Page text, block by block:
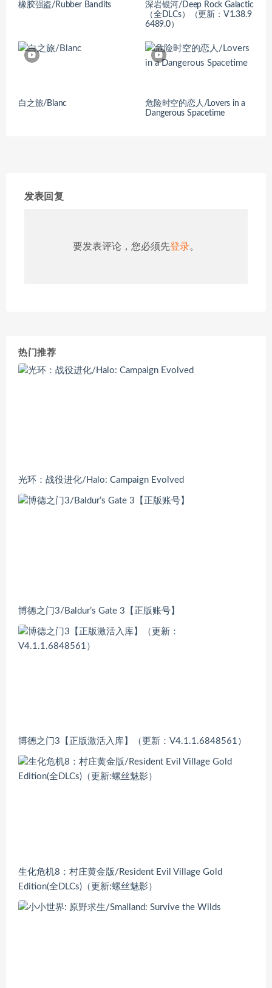
橡胶强盗/Rubber Bandits
深岩银河/Deep Rock Galactic
（全DLCs）（更新：V1.38.9
6489.0）
白之旅/Blanc
危险时空的恋人/Lovers in a
Dangerous Spacetime
发表回复
要发表评论，您必须先登录。
热门推荐
光环：战役进化/Halo: Campaign Evolved
博德之门3/Baldur’s Gate 3【正版账号】
博德之门3【正版激活入库】（更新：V4.1.1.6848561）
生化危机8：村庄黄金版/Resident Evil Village Gold
Edition(全DLCs)（更新:螺丝魅影）